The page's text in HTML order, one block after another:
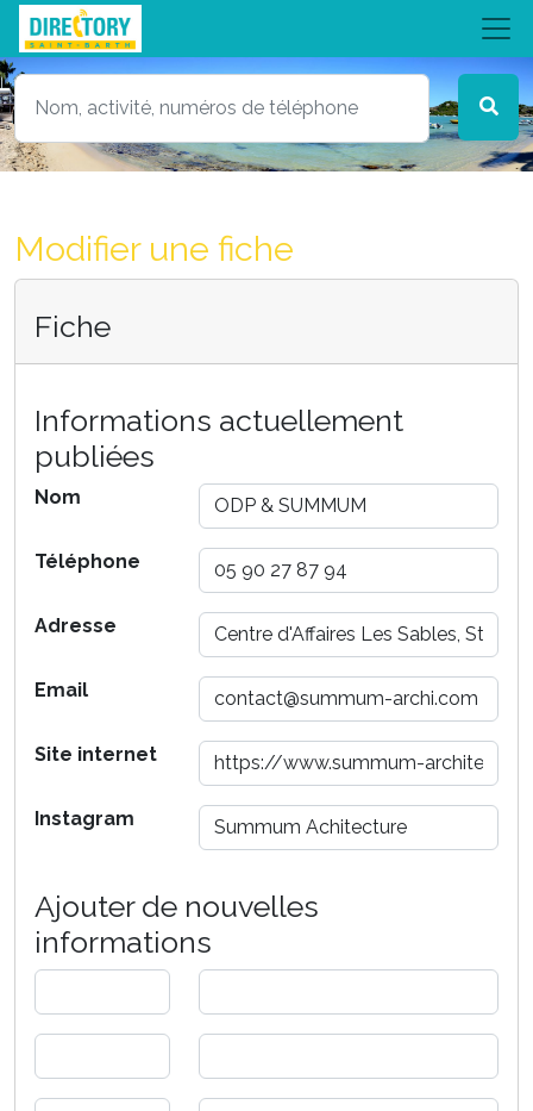
Modifier une fiche
Fiche
Informations actuellement
publiées
Nom
Téléphone
Adresse
Email
Site internet
Instagram
Ajouter de nouvelles
informations